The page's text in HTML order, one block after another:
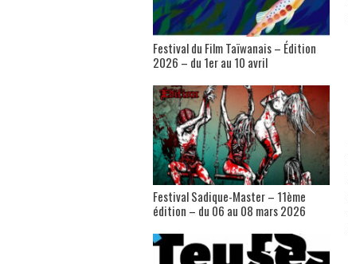
Festival du Film Taïwanais – Édition
2026 – du 1er au 10 avril
Festival Sadique-Master – 11ème
édition – du 06 au 08 mars 2026